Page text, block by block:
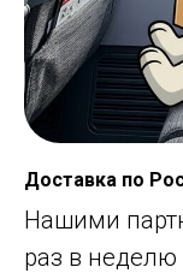
Доставка по
Нашими
раз в неделю